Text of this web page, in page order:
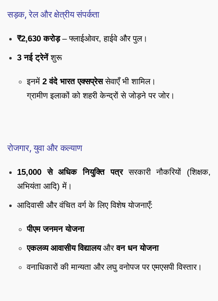
सड़क, रेल और क्षेत्रीय संपर्कता
₹2,630 करोड़– फ्लाईओवर, हाईवे और पुल।
3 नई ट्रेनेंशुरू
इनमें 2 वंदे भारत एक्सप्रेससेवाएँ भी शामिल।
ग्रामीण इलाकों को शहरी केन्द्रों से जोड़ने पर जोर।
रोजगार, युवा और कल्याण
15,000 से अधिक नियुक्ति पत्रसरकारी नौकरियों (शिक्षक,
अभियंता आदि) में।
आदिवासी और वंचित वर्ग के लिए विशेष योजनाएँ:
पीएम जनमन योजना
एकलव्य आवासीय विद्यालयऔरवन धन योजना
वनाधिकारों की मान्यता और लघु वनोपज पर एमएसपी विस्तार।